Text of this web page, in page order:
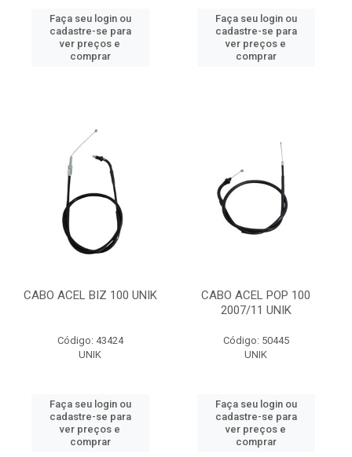
Faça seu login ou
cadastre-se para
ver preços e
comprar
Faça seu login ou
cadastre-se para
ver preços e
comprar
CABO ACEL BIZ 100 UNIK
Código: 43424
UNIK
Faça seu login ou
cadastre-se para
ver preços e
comprar
CABO ACEL POP 100
2007/11 UNIK
Código: 50445
UNIK
Faça seu login ou
cadastre-se para
ver preços e
comprar